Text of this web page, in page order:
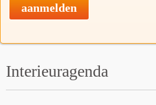
aanmelden
Interieuragenda